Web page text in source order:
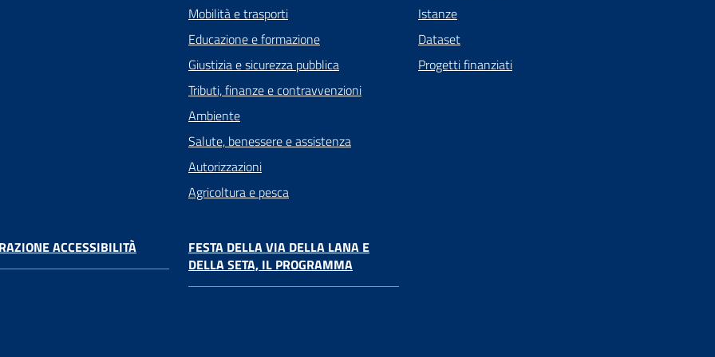
Mobilità e trasporti
Educazione e formazione
Giustizia e sicurezza pubblica
Tributi, finanze e contravvenzioni
Ambiente
Salute, benessere e assistenza
Autorizzazioni
Agricoltura e pesca
Istanze
Dataset
Progetti finanziati
ACCESSIBILITÀ
FESTA DELLA VIA DELLA LANA E
DELLA SETA, IL PROGRAMMA